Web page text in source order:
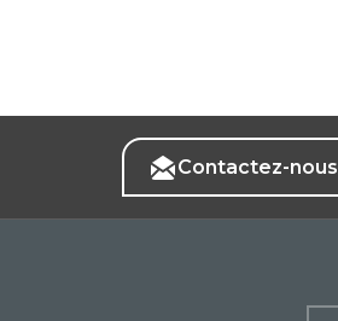
Contactez-nous